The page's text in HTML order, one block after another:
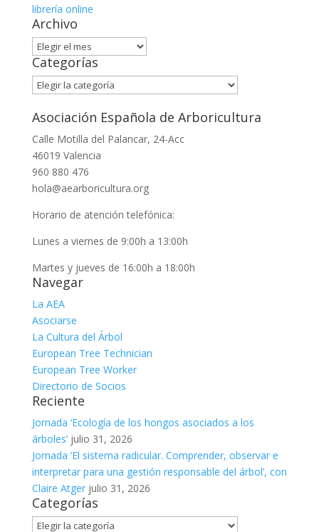
librería online
Archivo
Archivo
Categorías
Categorías
Asociación Española de Arboricultura
Calle Motilla del Palancar, 24-Acc
46019 Valencia
960 880 476
hola@aearboricultura.org
Horario de atención telefónica:
Lunes a viernes de 9:00h a 13:00h
Martes y jueves de 16:00h a 18:00h
Navegar
La AEA
Asociarse
La Cultura del Árbol
European Tree Technician
European Tree Worker
Directorio de Socios
Reciente
Jornada ‘Ecología de los hongos asociados a los
árboles’ julio 31, 2026
Jornada ‘El sistema radicular. Comprender, observar e
interpretar para una gestión responsable del árbol’, con
Claire Atger julio 31, 2026
Categorías
Categorías